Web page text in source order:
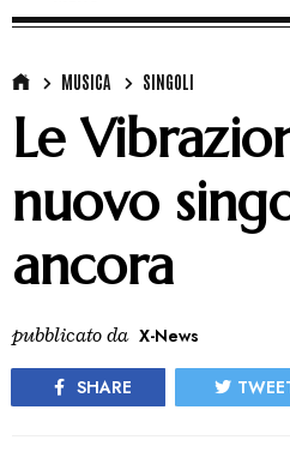
MUSICA SINGOLI
Le
nuovo
ancora
pubblicato da X-News
SHARE